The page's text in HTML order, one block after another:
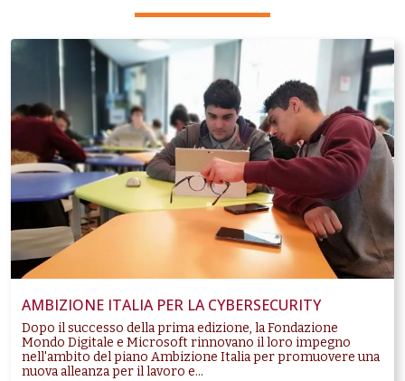
AMBIZIONE ITALIA PER LA CYBERSECURITY
Dopo il successo della prima edizione, la Fondazione
Mondo Digitale e Microsoft rinnovano il loro impegno
nell'ambito del piano Ambizione Italia per promuovere una
nuova alleanza per il lavoro e...